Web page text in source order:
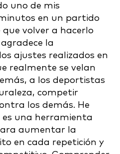
uno de mis
en un partido
que volver a hacerlo
la
ajustes realizados en
realmente se velan
a los deportistas
competir
los demás. He
es una herramienta
aumentar la
en cada repetición y